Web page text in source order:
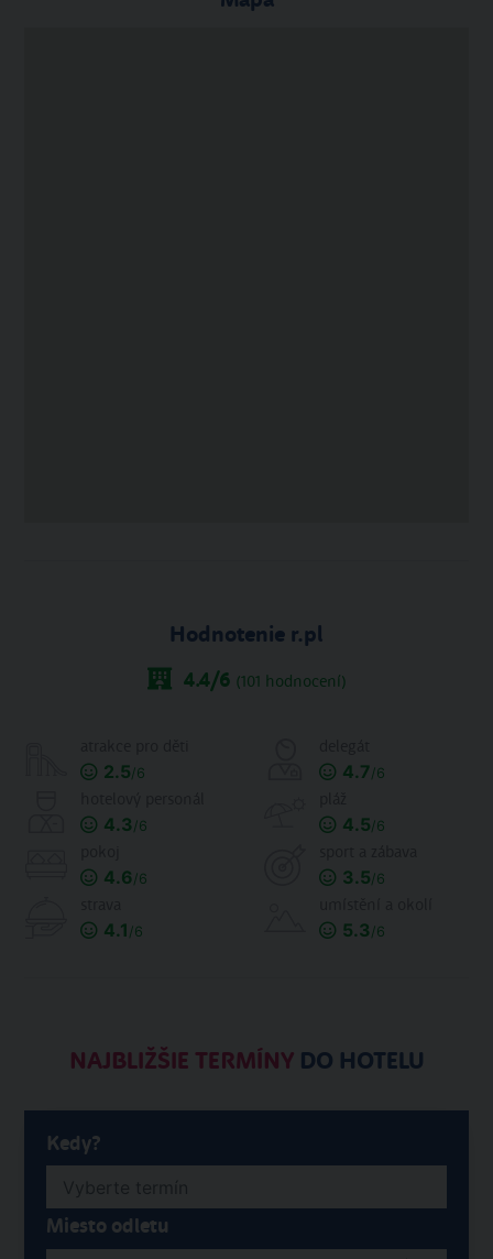
Hodnotenie r.pl
4.4/6 (101 hodnocení)
2.5/6 4.7/6
4.3/6 4.5/6
4.6/6 3.5/6
4.1 /6 5.3/6
NAJBLIŽŠIE TERMÍNYDO HOTELU
Kedy?
Miesto odletu